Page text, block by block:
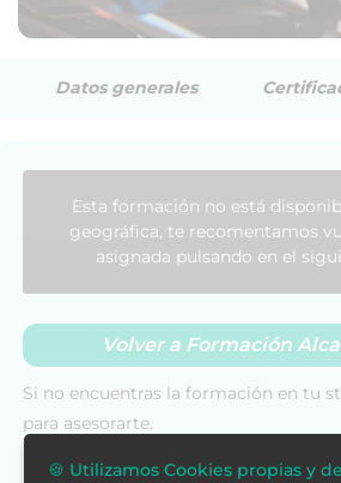
Datos generales
Esta formación no está
geográfica, te recomentamos
asignada pulsando en el
Volver a Formación
Si no encuentras la formación en tu
para asesorarte.
🍪 Utilizamos Cookies propias y